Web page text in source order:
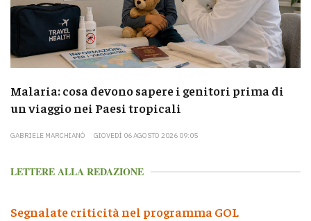
Malaria: cosa devono sapere i genitori prima di
un viaggio nei Paesi tropicali
GABRIELE MARCHIANÒ GIOVEDÌ 06 AGOSTO 2026 09:05
LETTERE ALLA REDAZIONE
Segnalate criticità nel programma GOL